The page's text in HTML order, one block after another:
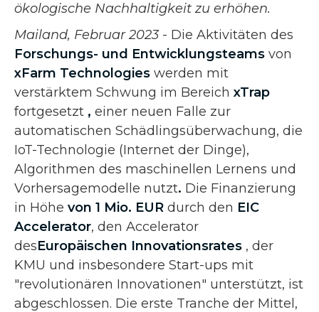
ökologische Nachhaltigkeit zu erhöhen.
Mailand, Februar 2023- Die Aktivitäten des
Forschungs- und Entwicklungsteams von
xFarm Technologies werden mit
verstärktem Schwung im Bereich xTrap
fortgesetzt , einer neuen Falle zur
automatischen Schädlingsüberwachung, die
IoT-Technologie (Internet der Dinge),
Algorithmen des maschinellen Lernens und
Vorhersagemodelle nutzt. Die Finanzierung
in Höhe von 1 Mio. EUR durch den EIC
Accelerator, den Accelerator
desEuropäischen Innovationsrates , der
KMU und insbesondere Start-ups mit
"revolutionären Innovationen" unterstützt, ist
abgeschlossen. Die erste Tranche der Mittel,